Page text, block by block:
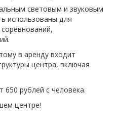
световым и звуковым
использованы для
в аренду входит
центра, включая
рублей с человека.
центре!